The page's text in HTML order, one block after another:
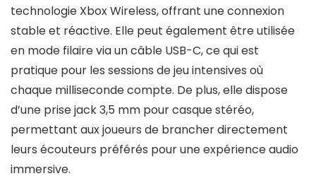
technologie Xbox Wireless, offrant une connexion
stable et réactive. Elle peut également être utilisée
en mode filaire via un câble USB-C, ce qui est
pratique pour les sessions de jeu intensives où
chaque milliseconde compte. De plus, elle dispose
d’une prise jack 3,5 mm pour casque stéréo,
permettant aux joueurs de brancher directement
leurs écouteurs préférés pour une expérience audio
immersive.